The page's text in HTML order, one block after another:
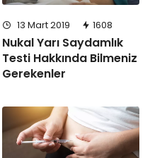
13 Mart 2019 1608
Nukal Yarı Saydamlık
Testi Hakkında Bilmeniz
Gerekenler